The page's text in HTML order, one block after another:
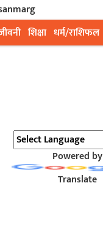
शिक्षा धर्म/राशिफल
Powered by
Translate